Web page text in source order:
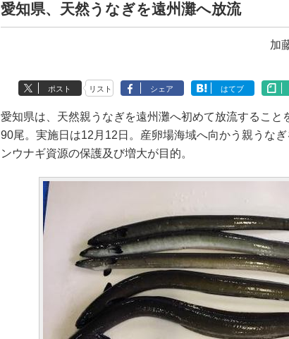
愛知県、天然うなぎを遠州灘へ放流
加
ポスト リスト シェア はてブ
愛知県は、天然親うなぎを遠州灘へ初めて放流すること
90尾。実施日は12月12日。産卵場海域へ向かう親うな
ンウナギ資源の保護及び増大が目的。